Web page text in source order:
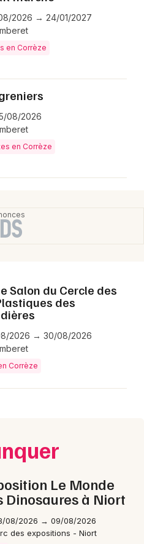
2026 → 24/01/2027
en Corrèze
08/2026
en Corrèze
Salon du Cercle des
des
2026 → 30/08/2026
Corrèze
Le Monde
Dinosaures à Niort
08/2026 → 09/08/2026
des expositions - Niort